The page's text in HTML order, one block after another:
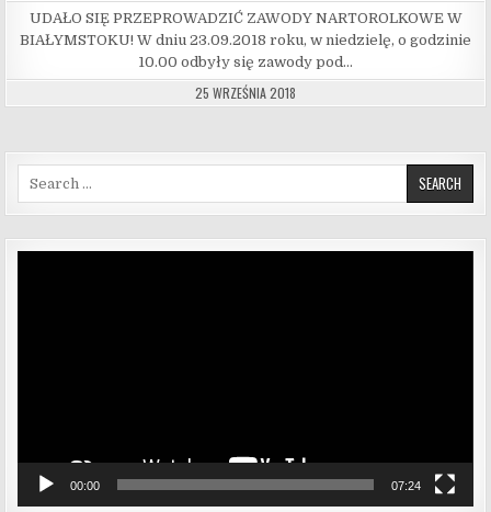
UDAŁO SIĘ PRZEPROWADZIĆ ZAWODY NARTOROLKOWE W
BIAŁYMSTOKU! W dniu 23.09.2018 roku, w niedzielę, o godzinie
10.00 odbyły się zawody pod…
25 WRZEŚNIA 2018
00:00 07:24